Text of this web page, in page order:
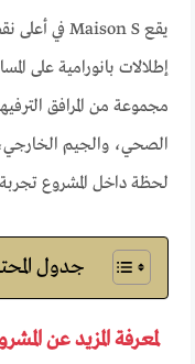
إطلالات بانورامية على
مجموعة من المرافق
الصحي، والجيم
لحظة داخل المشروع
جدول
لمعرفة المزيد عن